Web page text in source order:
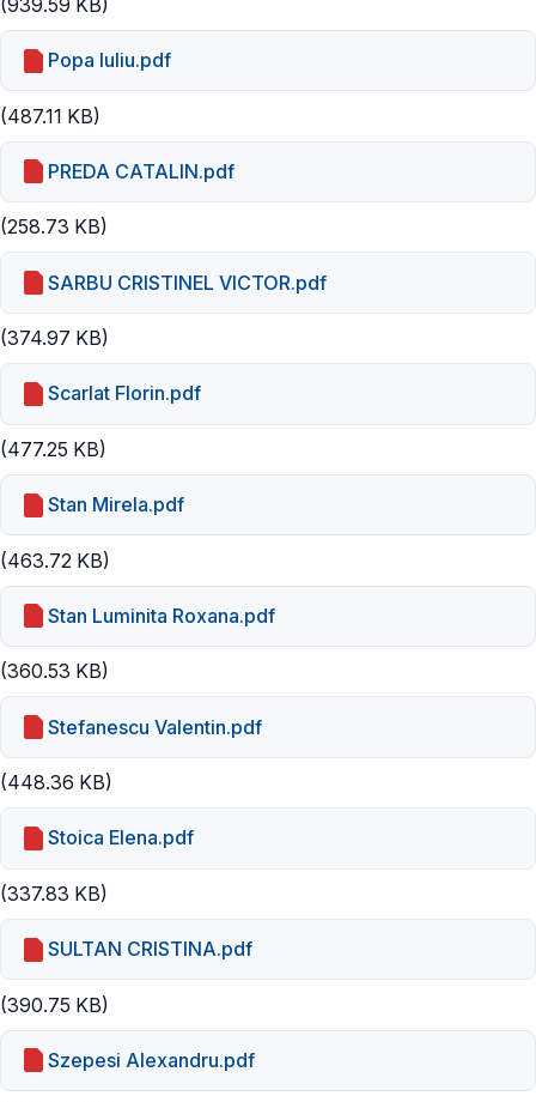
Popa Iuliu.pdf
(487.11 KB)
PREDA CATALIN.pdf
(258.73 KB)
SARBU CRISTINEL VICTOR.pdf
(374.97 KB)
Scarlat Florin.pdf
(477.25 KB)
Stan Mirela.pdf
(463.72 KB)
Stan Luminita Roxana.pdf
(360.53 KB)
Stefanescu Valentin.pdf
(448.36 KB)
Stoica Elena.pdf
(337.83 KB)
SULTAN CRISTINA.pdf
(390.75 KB)
Szepesi Alexandru.pdf